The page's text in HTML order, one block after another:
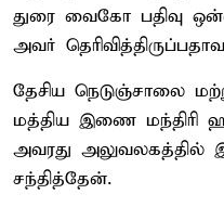
துரை வைகோ பதிவு
அவர்
தேசிய நெடுஞ்சாலை
மத்திய இணை
அவரது அலுவலகத்தில்
சந்தித்தேன்.